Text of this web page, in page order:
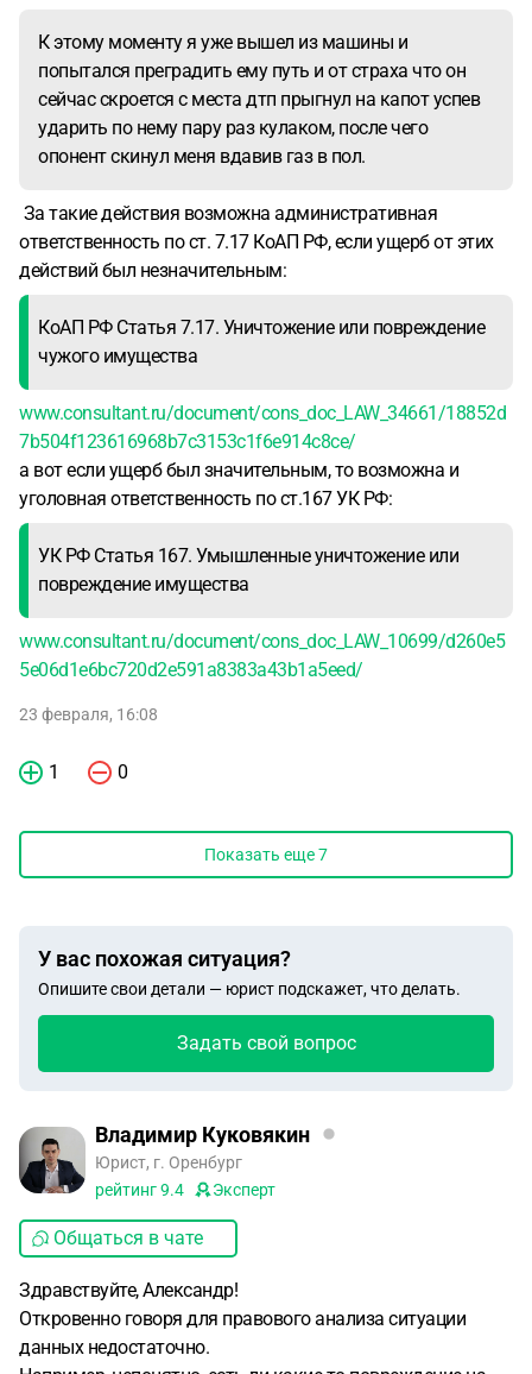
не в лучшем свете.
К этому моменту я уже вышел из машины и
попытался преградить ему путь и от страха что он
сейчас скроется с места дтп прыгнул на капот успев
ударить по нему пару раз кулаком, после чего
опонент скинул меня вдавив газ в пол.
За такие действия возможна административная
ответственность по ст. 7.17 КоАП РФ, если ущерб от этих
действий был незначительным:
КоАП РФ Статья 7.17. Уничтожение или повреждение
чужого имущества
www.consultant.ru/document/cons_doc_LAW_34661/18852d
7b504f123616968b7c3153c1f6e914c8ce/
а вот если ущерб был значительным, то возможна и
уголовная ответственность по ст.167 УК РФ:
УК РФ Статья 167. Умышленные уничтожение или
повреждение имущества
www.consultant.ru/document/cons_doc_LAW_10699/d260e5
5e06d1e6bc720d2e591a8383a43b1a5eed/
23 февраля, 16:08
1 0
Показать еще7
У вас похожая ситуация?
Опишите свои детали — юрист подскажет, что делать.
Задать свой вопрос
Владимир Куковякин
Юрист, г. Оренбург
рейтинг9.4 Эксперт
Общаться в чате
Здравствуйте, Александр!
Откровенно говоря для правового анализа ситуации
данных недостаточно.